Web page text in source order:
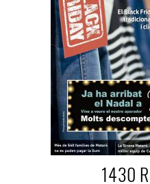
1430